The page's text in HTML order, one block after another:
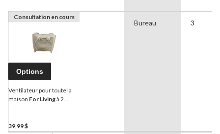
Consultation en cours
Options
Ventilateur pour toute la
maison For Livingà 2
portable 12,6 po, Blanc
39,99 $
Bureau 3